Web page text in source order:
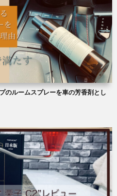
のルームスプレーを車の芳香剤とし